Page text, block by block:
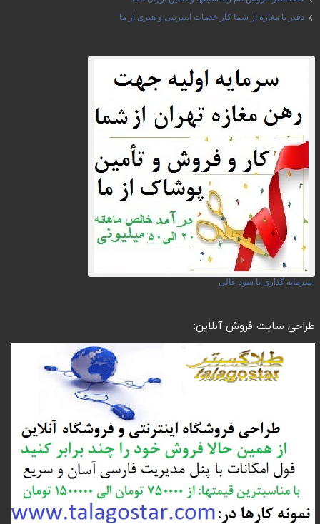
دفتر یا مغازه از شما کار خدمات اینترنتی و هنری از ما
سرمایه گذاری با سود عالی
طراحی سایت فروش آنلاین: